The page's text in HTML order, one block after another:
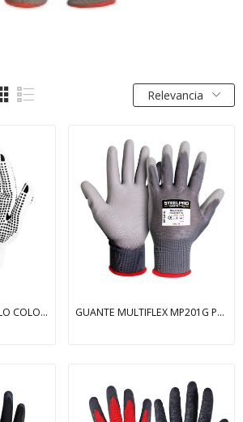
Relevancia
GUANTE STEELPRO HILO COLOR BLANCO C/PUNTOS PVC... GUANTE MULTIFLEX MP201G POLIESTER PU GRIS GRIS